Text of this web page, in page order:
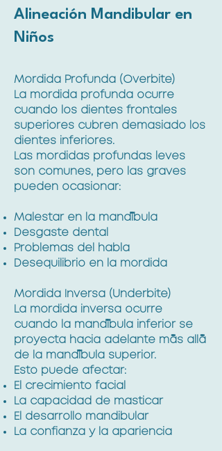
Alineación Mandibular en
Niños
Mordida Profunda (Overbite)
La mordida profunda ocurre
cuando los dientes frontales
superiores cubren demasiado los
dientes inferiores.
Las mordidas profundas leves
son comunes, pero las graves
pueden ocasionar:
Malestar en la mandíbula
Desgaste dental
Problemas del habla
Desequilibrio en la mordida
Mordida Inversa (Underbite)
La mordida inversa ocurre
cuando la mandíbula inferior se
proyecta hacia adelante más allá
de la mandíbula superior.
Esto puede afectar:
El crecimiento facial
La capacidad de masticar
El desarrollo mandibular
La confianza y la apariencia